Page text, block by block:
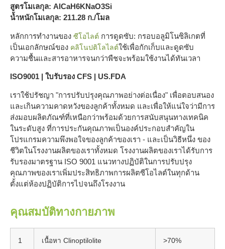
สูตรโมเลกุล: AlCaH6KNaO3Si
น้ำหนักโมเลกุล: 211.28 ก./โมล
หลักการทำงานของ ซีโอไลต์ การดูดซับ: กรอบอลูมิโนซิลิเกตที่
เป็นเอกลักษณ์ของ คลิโนปติโลไลต์ใช้เพื่อกักเก็บและดูดซับ
ความชื้นและสารอาหารจนกว่าพืชจะพร้อมใช้งานได้ทันเวลา
ISO9001 | ใบรับรอง CFS | US.FDA
เราใช้ปรัชญา "การปรับปรุงคุณภาพอย่างต่อเนื่อง" เพื่อตอบสนอง
และเกินความคาดหวังของลูกค้าทั้งหมด และเพื่อให้แน่ใจว่ามีการ
ส่งมอบผลิตภัณฑ์ที่เหนือกว่าพร้อมด้วยการสนับสนุนทางเทคนิค
ในระดับสูง ที่การประกันคุณภาพเป็นองค์ประกอบสำคัญใน
โปรแกรมความพึงพอใจของลูกค้าของเรา - และเป็นวิธีหนึ่ง ของ
ชีวิตในโรงงานผลิตของเราทั้งหมด โรงงานผลิตของเราได้รับการ
รับรองมาตรฐาน ISO 9001 แนวทางปฏิบัติในการปรับปรุง
คุณภาพของเราเพิ่มประสิทธิภาพการผลิตซีโอไลต์ในทุกด้าน
ตั้งแต่ห้องปฏิบัติการไปจนถึงโรงงาน
คุณสมบัติทางกายภาพ
1 เนื้อหา Clinoptilolite >70%